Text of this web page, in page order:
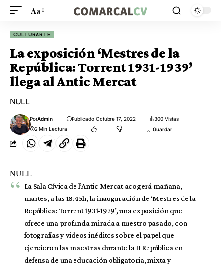
Aa
CULTURARTE
La exposición ‘Mestres de la
República: Torrent 1931-1939’
llega al Antic Mercat
NULL
PorAdmin Publicado Octubre 17, 2022
300 Vistas
2 Min Lectura
NULL
La Sala Cívica de l’Antic Mercat acogerá mañana,
martes, a las 18:45h, la inauguración de ‘Mestres de la
República: Torrent 1931-1939’, una exposición que
ofrece una profunda mirada a nuestro pasado, con
fotografías y videos inéditos sobre el papel que
ejercieron las maestras durante la II República en
defensa de una educación obligatoria, mixta y